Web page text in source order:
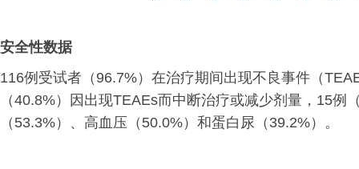
安全性数据
116例受试者（96.7%）在治疗期间出现不良事件（
（40.8%）因出现TEAEs而中断治疗或减少剂量，15
（53.3%）、高血压（50.0%）和蛋白尿（39.2%）。